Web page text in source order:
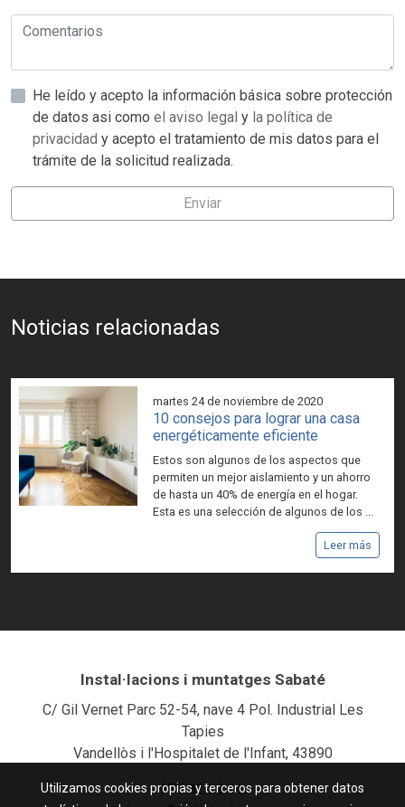
He leído y acepto la información básica sobre protección
de datos asi como el aviso legal y la política de
privacidad y acepto el tratamiento de mis datos para el
trámite de la solicitud realizada.
Enviar
Noticias relacionadas
martes 24 de noviembre de 2020
10 consejos para lograr una casa
energéticamente eficiente
Estos son algunos de los aspectos que
permiten un mejor aislamiento y un ahorro
de hasta un 40% de energía en el hogar.
Esta es una selección de algunos de los ...
Leer más
Instal·lacions i muntatges Sabaté
C/ Gil Vernet Parc 52-54, nave 4 Pol. Industrial Les
Tapies
Vandellòs i l'Hospitalet de l'Infant, 43890
977 82 39 11
Utilizamos cookies propias y terceros para obtener datos